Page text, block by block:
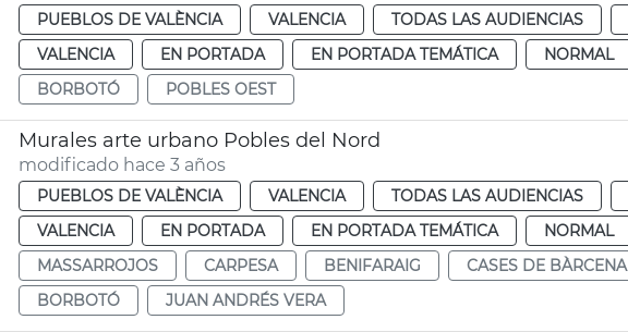
PUEBLOS DE VALÈNCIA VALENCIA TODAS LAS AUDIENCIAS
VALENCIA
EN PORTADA EN PORTADA TEMÁTICA NORMAL
BORBOTÓ
POBLES OEST
Murales arte urbano Pobles del Nord
modificado hace 3 años
PUEBLOS DE VALÈNCIA VALENCIA TODAS LAS AUDIENCIAS
VALENCIA
EN PORTADA EN PORTADA TEMÁTICA NORMAL
MASSARROJOS
CARPESA BENIFARAIG CASES DE BÀRCENA
BORBOTÓ
JUAN ANDRÉS VERA